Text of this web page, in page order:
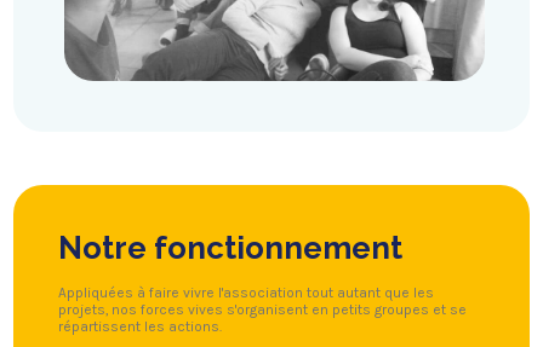
Notre fonctionnement
Appliquées à faire vivre l'association tout autant que les
projets, nos forces vives s'organisent en petits groupes et se
répartissent les actions.